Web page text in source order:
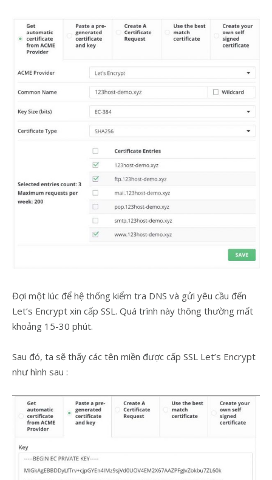
Đợi một lúc để hệ thống kiểm tra DNS và gửi yêu cầu đến
Let’s Encrypt xin cấp SSL. Quá trình này thông thường mất
khoảng 15-30 phút.
Sau đó, ta sẽ thấy các tên miền được cấp SSL Let’s Encrypt
như hình sau :